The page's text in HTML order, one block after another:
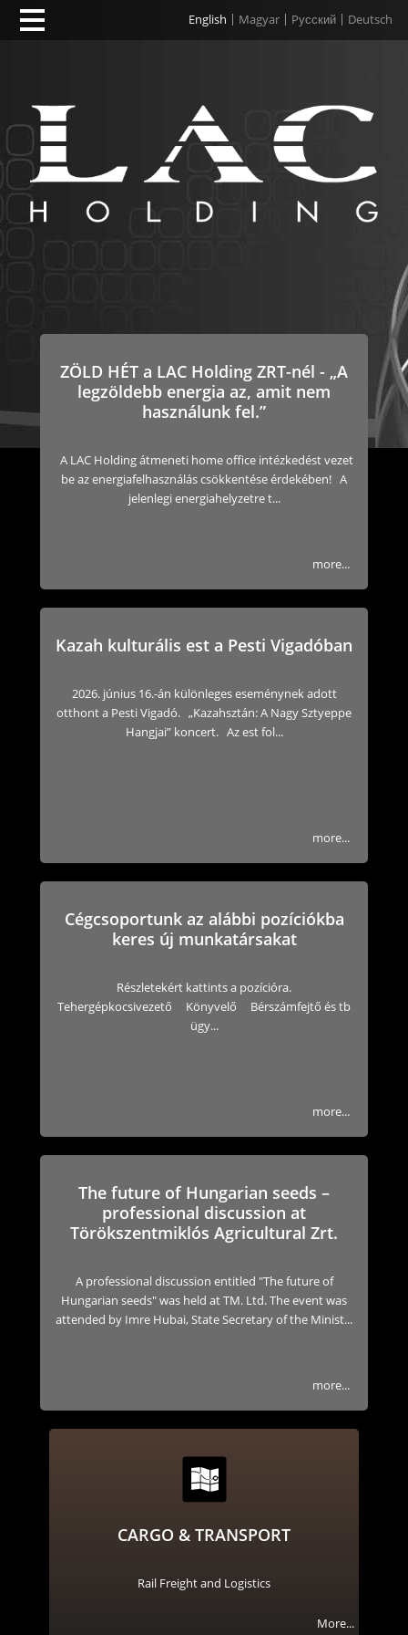
English Magyar Pусский Deutsch
ZÖLD HÉT a LAC Holding ZRT-nél - „A
legzöldebb energia az, amit nem
használunk fel.”
A LAC Holding átmeneti home office intézkedést vezet
be az energiafelhasználás csökkentése érdekében! A
jelenlegi energiahelyzetre t...
more...
Kazah kulturális est a Pesti Vigadóban
2026. június 16.-án különleges eseménynek adott
otthont a Pesti Vigadó. „Kazahsztán: A Nagy Sztyeppe
Hangjai” koncert. Az est fol...
more...
Cégcsoportunk az alábbi pozíciókba
keres új munkatársakat
Részletekért kattints a pozícióra.
Tehergépkocsivezető Könyvelő Bérszámfejtő és tb
ügy...
more...
The future of Hungarian seeds –
professional discussion at
Törökszentmiklós Agricultural Zrt.
A professional discussion entitled "The future of
Hungarian seeds" was held at TM. Ltd. The event was
attended by Imre Hubai, State Secretary of the Minist...
more...
CARGO & TRANSPORT
Rail Freight and Logistics
More...